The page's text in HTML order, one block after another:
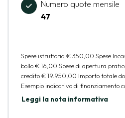
Numero quote mensile
47
Spese istruttoria € 350,00 Spese
bollo€ 16,00 Spese di apertura
credito€ 19.950,00 Importo totale
Esempio indicativo di finanziamento
Leggi la nota informativa